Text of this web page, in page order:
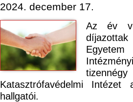
2024. december 17.
Az év
díjazottak
Katasztrófavédelmi
hallgatói.